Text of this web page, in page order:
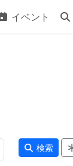
イベント
検索